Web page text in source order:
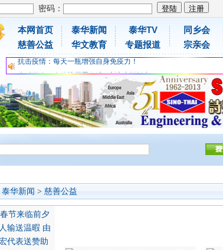
密码：
本网首页
慈善公益
泰华新闻
华文教育
泰华TV
专题报道
同乡会
宗亲会
为时不晚，人体胶原蛋白维C应该这样补充
关爱儿童健康，免费领取日本原装尤妮佳超立体儿童防飞沫口罩
抗击疫情：每天一瓶增强自身免疫力！
为时不晚，人体胶原蛋白维C应该这样补充
关爱儿童健康，免费领取日本原装尤妮佳超立体儿童防飞沫口罩
抗击疫情：每天一瓶增强自身免疫力！
泰华新闻 > 慈善公益